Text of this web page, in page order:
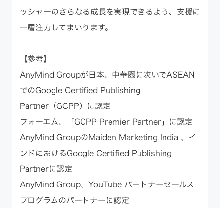
ッシャーのさらなる成長を実現できるよう、支援に
一層注力してまいります。
【参考】
AnyMind Groupが日本、中華圏に次いでASEAN
でのGoogle Certified Publishing
Partner（GCPP）に認定
フォーエム、「GCPP Premier Partner」に認定
AnyMind GroupのMaiden Marketing India 、イ
ンドにおけるGoogle Certified Publishing
Partnerに認定
AnyMind Group、YouTube パートナーセールス
プログラムのパートナーに認定